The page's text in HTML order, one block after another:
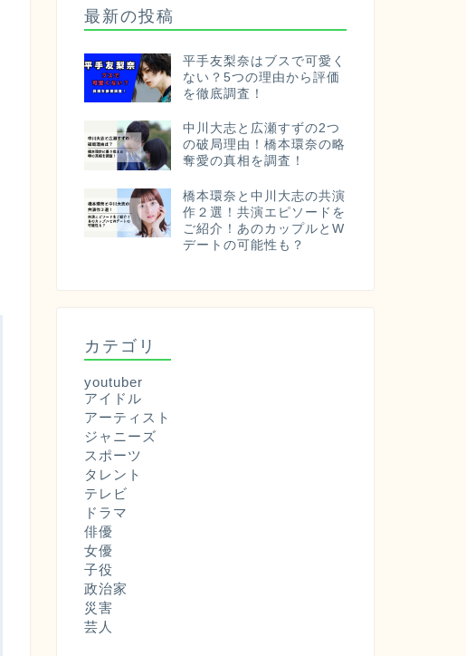
最新の投稿
平手友梨奈はブスで可愛く
ない？5つの理由から評価
を徹底調査！
中川大志と広瀬すずの2つ
の破局理由！橋本環奈の略
奪愛の真相を調査！
橋本環奈と中川大志の共演
作２選！共演エピソードを
ご紹介！あのカップルとW
デートの可能性も？
カテゴリ
youtuber
アイドル
アーティスト
ジャニーズ
スポーツ
タレント
テレビ
ドラマ
俳優
女優
子役
政治家
災害
芸人